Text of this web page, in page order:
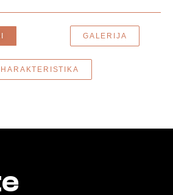
GALERIJA